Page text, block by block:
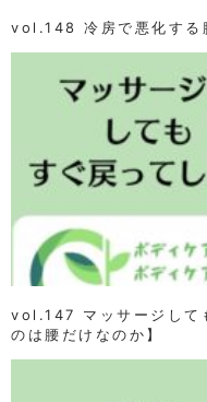
vol.148 冷房で悪化する
vol.147 マッサージして
のは腰だけなのか】